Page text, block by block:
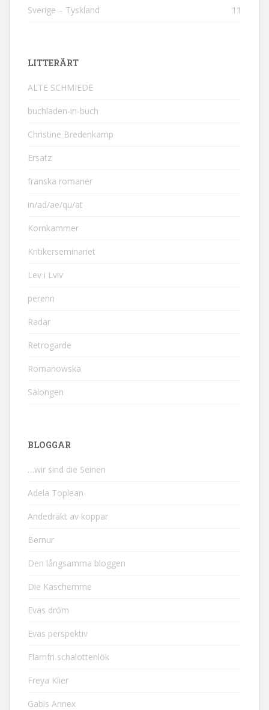
Sverige – Tyskland 11
LITTERÄRT
ALTE SCHMIEDE
buchladen-in-buch
Christine Bredenkamp
Ersatz
franska romaner
in/ad/ae/qu/at
Kornkammer
Kritikerseminariet
Lev i Lviv
perenn
Radar
Retrogarde
Romanowska
Salongen
BLOGGAR
…wir sind die Seinen
Adela Toplean
Andedräkt av koppar
Bernur
Den långsamma bloggen
Die Kaschemme
Evas dröm
Evas perspektiv
Flarnfri schalottenlök
Freya Klier
Gabis Annex